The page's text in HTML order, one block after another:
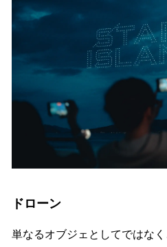
ドローン
単なるオブジェとしてではな